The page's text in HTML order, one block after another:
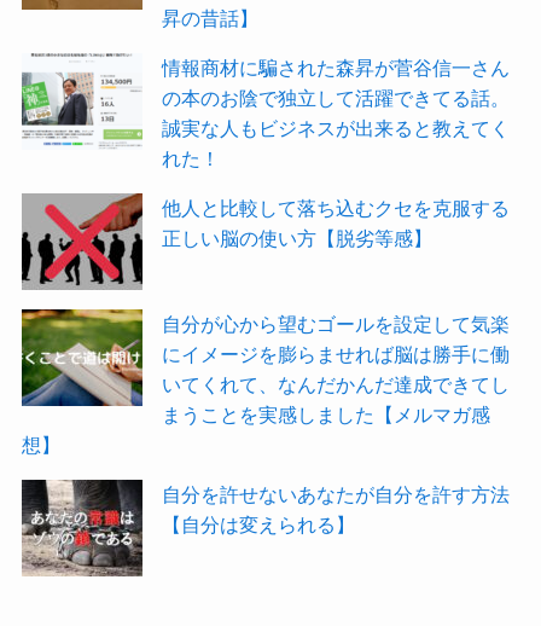
昇の昔話】
情報商材に騙された森昇が菅谷信一さん
の本のお陰で独立して活躍できてる話。
誠実な人もビジネスが出来ると教えてく
れた！
他人と比較して落ち込むクセを克服する
正しい脳の使い方【脱劣等感】
自分が心から望むゴールを設定して気楽
にイメージを膨らませれば脳は勝手に働
いてくれて、なんだかんだ達成できてし
まうことを実感しました【メルマガ感
想】
自分を許せないあなたが自分を許す方法
【自分は変えられる】